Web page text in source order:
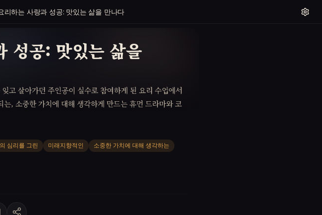
리하는 사랑과 성공: 맛있는 삶을 만나다
성공: 맛있는 삶을
고 살아가던 주인공이 실수로 참여하게 된 요리 수업에서
는, 소중한 가치에 대해 생각하게 만드는 휴먼 드라마와 코
심리를 그린 미래지향적인
소중한 가치에 대해 생각하는